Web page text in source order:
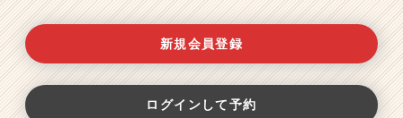
新規会員登録
ログインして予約